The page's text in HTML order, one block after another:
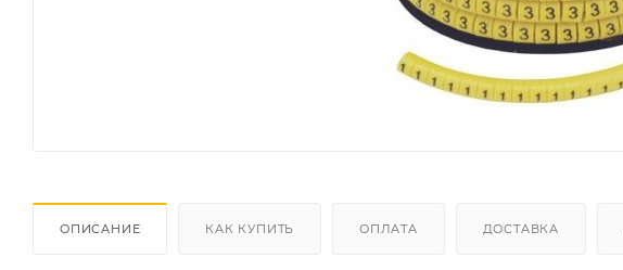
ОПИСАНИЕ КАК КУПИТЬ ОПЛАТА ДОСТАВКА